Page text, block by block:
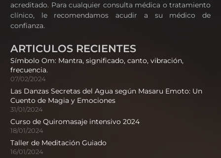
acreditado. Para cualquier consulta médica o tratamiento
clínico, le recomendamos acudir a su médico de
confianza.
ARTICULOS RECIENTES
Símbolo Om: Mantra, significado, canto, vibración,
frecuencia.
07/02/2024
Las Danzas Secretas del Agua según Masaru Emoto: Un
Cuento de Magia y Emociones
31/01/2024
Curso de Quiromasaje intensivo 2024
18/01/2024
Taller de Meditación Guiado
16/01/2024